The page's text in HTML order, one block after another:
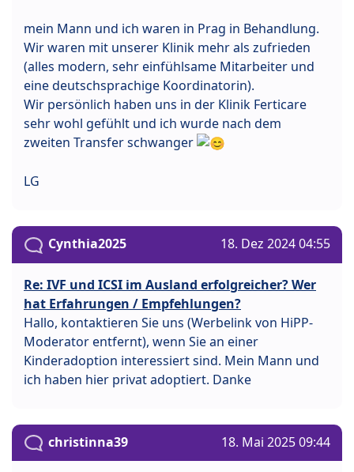
mein Mann und ich waren in Prag in Behandlung.
Wir waren mit unserer Klinik mehr als zufrieden
(alles modern, sehr einfühlsame Mitarbeiter und
eine deutschsprachige Koordinatorin).
Wir persönlich haben uns in der Klinik Ferticare
sehr wohl gefühlt und ich wurde nach dem
zweiten Transfer schwanger
LG
Cynthia2025 18. Dez 2024 04:55
Re: IVF und ICSI im Ausland erfolgreicher? Wer
hat Erfahrungen / Empfehlungen?
Hallo, kontaktieren Sie uns (Werbelink von HiPP-
Moderator entfernt), wenn Sie an einer
Kinderadoption interessiert sind. Mein Mann und
ich haben hier privat adoptiert. Danke
christinna39 18. Mai 2025 09:44